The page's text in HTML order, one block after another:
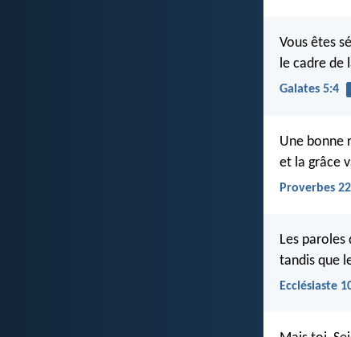
Vous êtes
le cadre de
Galates 5:4
Une bonne
et la grâce
Proverbes
Les paroles
tandis que
Ecclésiaste